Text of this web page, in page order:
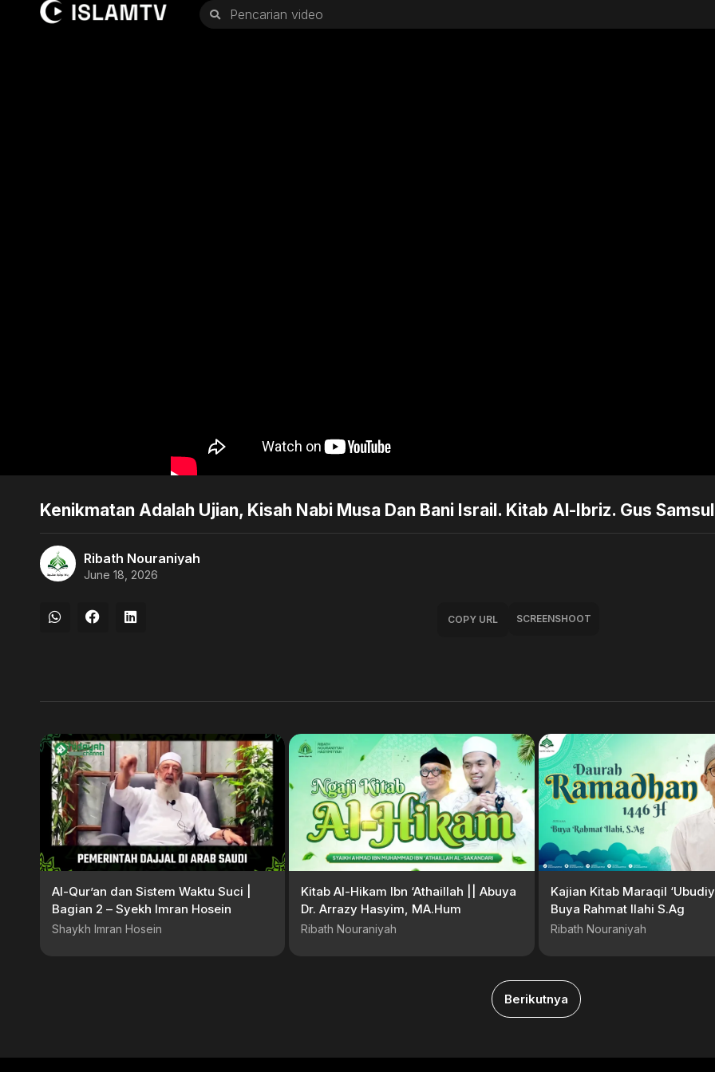
Kenikmatan Adalah Ujian, Kisah Nabi Musa Dan Bani Israil. Kitab Al-Ibriz. Gus
Ribath Nouraniyah
June 18, 2026
COPY URL SCREENSHOOT
Al-Qur’an dan Sistem Waktu Suci |
Bagian 2 – Syekh Imran Hosein
Shaykh Imran Hosein
Kitab Al-Hikam Ibn ‘Athaillah || Abuya
Dr. Arrazy Hasyim, MA.Hum
Ribath Nouraniyah
Kajian Kitab Maraqil
Buya Rahmat Ilahi S.Ag
Ribath Nouraniyah
Berikutnya